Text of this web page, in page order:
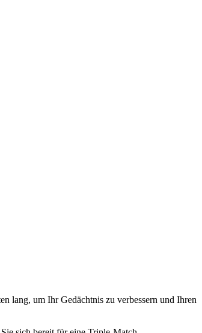
lang, um Ihr Gedächtnis zu verbessern und Ihren